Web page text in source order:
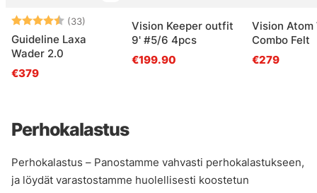
Arvio: (33)
4.6 5:sta tähdestä
Guideline Laxa
Wader 2.0
€379
Vision Keeper outfit
9' #5/6 4pcs
€199.90
Vision Atom
Combo Felt
€279
Perhokalastus
Perhokalastus – Panostamme vahvasti perhokalastukseen,
ja löydät varastostamme huolellisesti koostetun